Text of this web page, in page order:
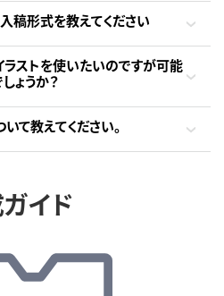
稿形式を教えてください
ストを使いたいのですが可能
ょうか？
て教えてください。
イド